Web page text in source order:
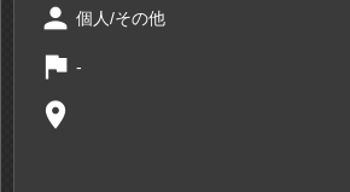
person 個人/その他
flag -
place